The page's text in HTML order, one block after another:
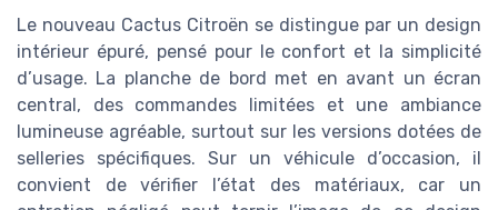
Le nouveau Cactus Citroën se distingue par un design
intérieur épuré, pensé pour le confort et la simplicité
d’usage. La planche de bord met en avant un écran
central, des commandes limitées et une ambiance
lumineuse agréable, surtout sur les versions dotées de
selleries spécifiques. Sur un véhicule d’occasion, il
convient de vérifier l’état des matériaux, car un